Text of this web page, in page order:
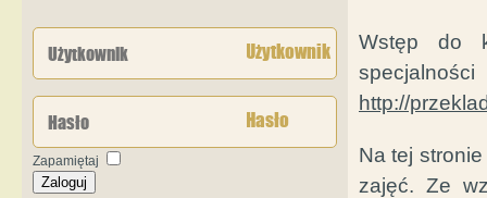
Użytkownik
Hasło
Zapamiętaj
Zaloguj
Wstęp do
http://
Na tej
zajęć. Ze